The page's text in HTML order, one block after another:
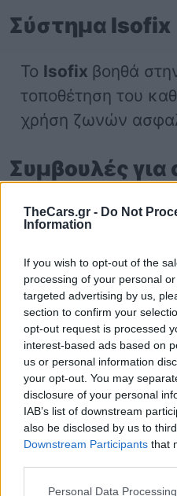
TheCars.gr - Do Not
Information
If you wish to opt-out of the
processing of your personal
targeted advertising by us,
section to confirm your
opt-out request is processed
interest-based ads based on
us or personal information
your opt-out. You may
disclosure of your personal
IAB’s list of downstream
also be disclosed by us to
Downstream Participants that
Personal Data
Σύστημα Isofix
Το Isofix βοηθά
τοποθέτηση του
χρήση ζωνών
Συμβουλές
Γνώρισε
αφήσεις
στιγμή.
εξάσκηση,
να το